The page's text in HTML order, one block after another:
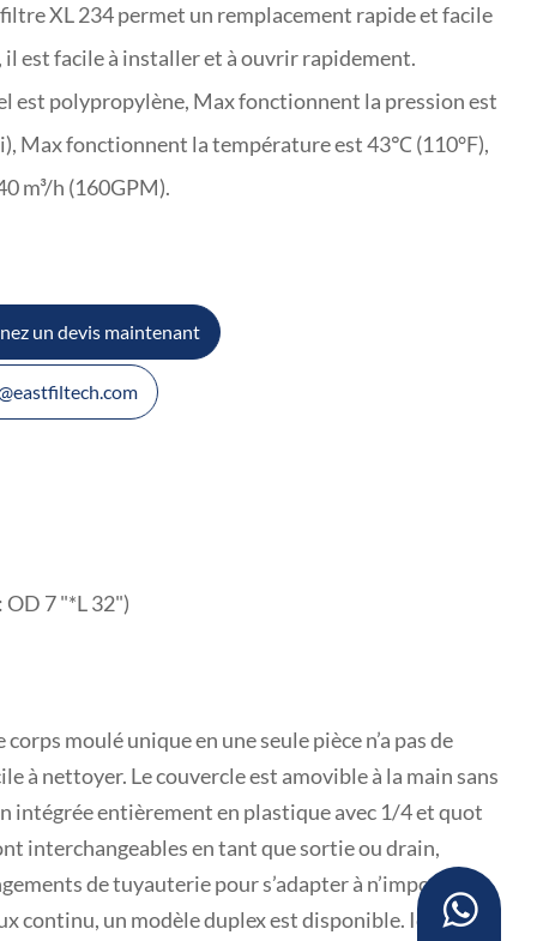
XL 234 permet un remplacement rapide et facile
il est facile à installer et à ouvrir rapidement.
est polypropylène, Max fonctionnent la pression est
Max fonctionnent la température est 43℃ (110°F),
m³/h (160GPM).
un devis maintenant
7 "*L 32")
moulé unique en une seule pièce n’a pas de
à nettoyer. Le couvercle est amovible à la main sans
intégrée entièrement en plastique avec 1/4 et quot
interchangeables en tant que sortie ou drain,
de tuyauterie pour s’adapter à n’importe
un modèle duplex est disponible. Ici, le flux